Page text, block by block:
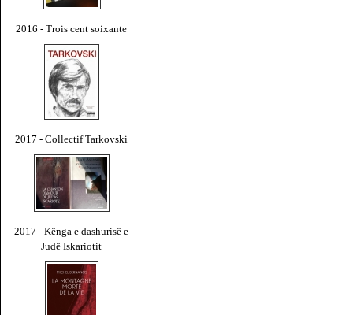
2016 - Trois cent soixante
2017 - Collectif Tarkovski
2017 - Kënga e dashurisë e
Judë Iskariotit